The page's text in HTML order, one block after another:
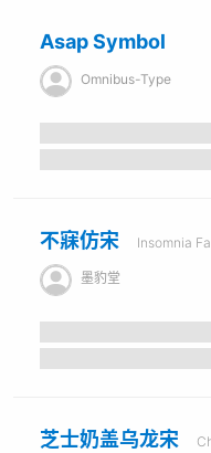
Asap Symbol
Omnibus-Type
不寐仿宋 Insomnia
墨豹堂
芝士奶盖乌龙宋